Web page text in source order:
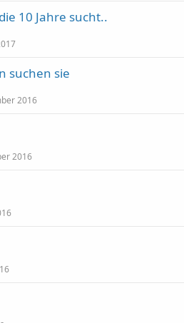
10 Jahre sucht..
suchen sie
2016
2016